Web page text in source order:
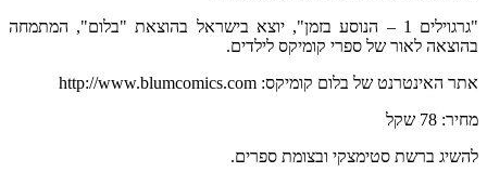
"גרגוילים 1 – הנוסע בזמן", יוצא בישראל בהוצאת "בלום", המתמחה
בהוצאה לאור של ספרי קומיקס לילדים.
אתר האינטרנט של בלום קומיקס: http://www.blumcomics.com
מחיר: 78 שקל
להשיג ברשת סטימצקי ובצומת ספרים.